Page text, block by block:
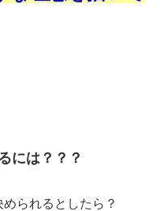
には？？？
られるとしたら？